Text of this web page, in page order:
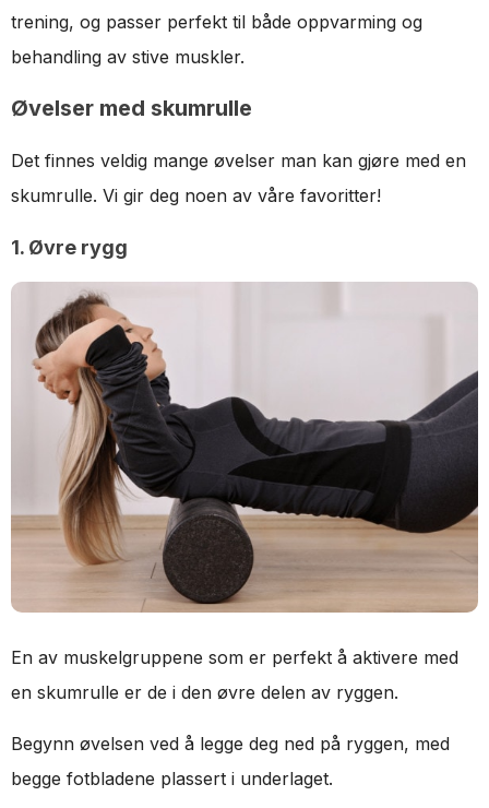
trening, og passer perfekt til både oppvarming og
behandling av stive muskler.
Øvelser med skumrulle
Det finnes veldig mange øvelser man kan gjøre med en
skumrulle. Vi gir deg noen av våre favoritter!
1. Øvre rygg
En av muskelgruppene som er perfekt å aktivere med
en skumrulle er de i den øvre delen av ryggen.
Begynn øvelsen ved å legge deg ned på ryggen, med
begge fotbladene plassert i underlaget.